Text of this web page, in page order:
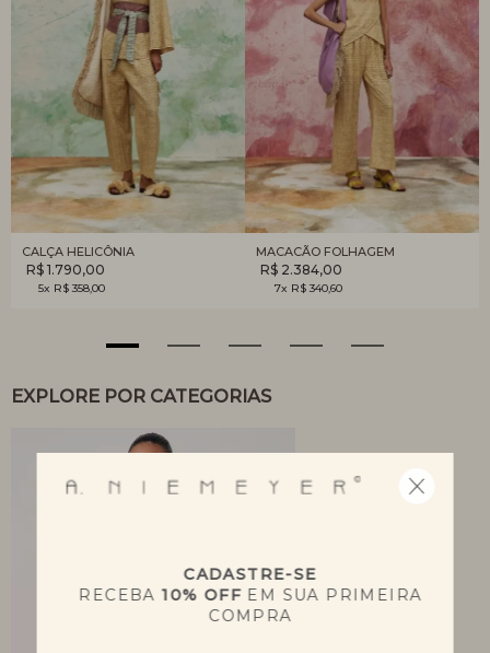
CALÇA HELICÔNIA
R$ 1.790,00
5x R$ 358,00
MACACÃO FOLHAGEM
R$ 2.384,00
7x R$ 340,60
EXPLORE POR CATEGORIAS
CADASTRE-SE
RECEBA10% OFFEM SUA PRIMEIRA
COMPRA